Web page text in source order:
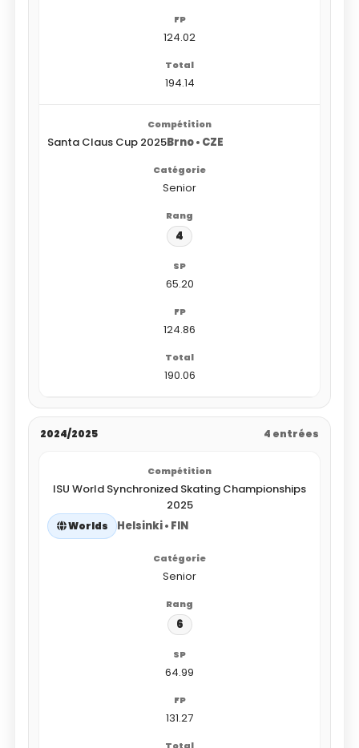
124.02
194.14
Santa Claus Cup 2025Brno • CZE
Senior
4
65.20
124.86
190.06
2024/2025 4 entrées
ISU World Synchronized Skating Championships
2025
Worlds Helsinki • FIN
Senior
6
64.99
131.27